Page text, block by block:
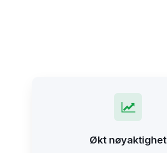
Økt nøyaktighet